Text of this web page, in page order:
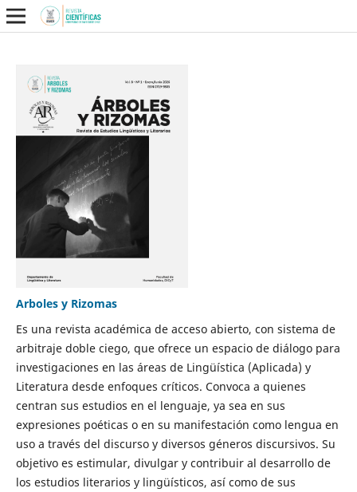
Arboles y Rizomas
Es una revista académica de acceso abierto, con sistema de
arbitraje doble ciego, que ofrece un espacio de diálogo para
investigaciones en las áreas de Lingüística (Aplicada) y
Literatura desde enfoques críticos. Convoca a quienes
centran sus estudios en el lenguaje, ya sea en sus
expresiones poéticas o en su manifestación como lengua en
uso a través del discurso y diversos géneros discursivos. Su
objetivo es estimular, divulgar y contribuir al desarrollo de
los estudios literarios y lingüísticos, así como de sus